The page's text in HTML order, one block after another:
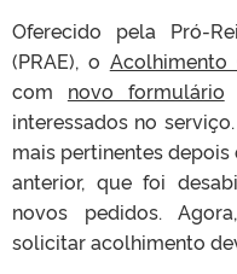
Oferecido pela Pró-
(PRAE), o Acolhimento
com novo formulário
interessados no
mais pertinentes
anterior, que foi
novos pedidos.
solicitar acolhimento